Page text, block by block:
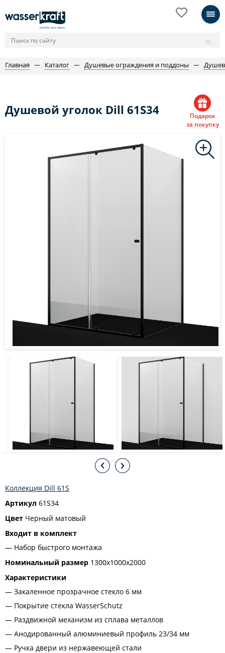
Главная Каталог Душевые ограждения и поддоны
Душевой уголок Dill 61S34
Подарок
за покупку
Коллекция Dill 61S
Артикул 61S34
Цвет Черный матовый
Входит в комплект
Набор быстрого монтажа
Номинальный размер 1300x1000x2000
Характеристики
Закаленное прозрачное стекло 6 мм
Покрытие стекла WasserSchutz
Раздвижной механизм из сплава металлов
Анодированный алюминиевый профиль 23/34 мм
Ручка двери из нержавеющей стали